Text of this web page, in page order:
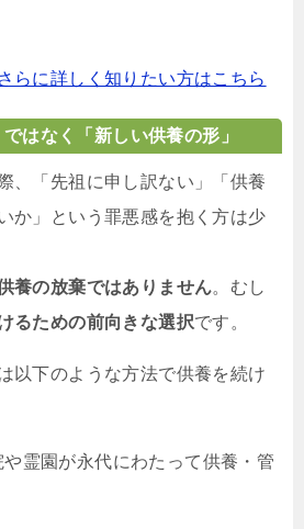
らに詳しく知りたい方はこちら
ではなく「新しい供養の形」
、「先祖に申し訳ない」「供養
か」という罪悪感を抱く方は少
養の放棄ではありません。むし
るための前向きな選択です。
以下のような方法で供養を続け
や霊園が永代にわたって供養・管